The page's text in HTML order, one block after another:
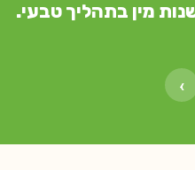
מין בתהליך טבעי.